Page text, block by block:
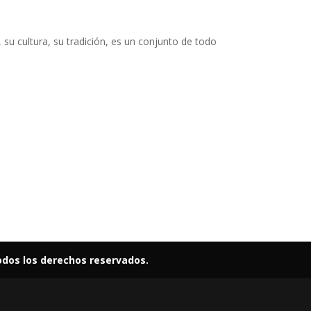
cultura, su tradición, es un conjunto de todo
los derechos reservados.